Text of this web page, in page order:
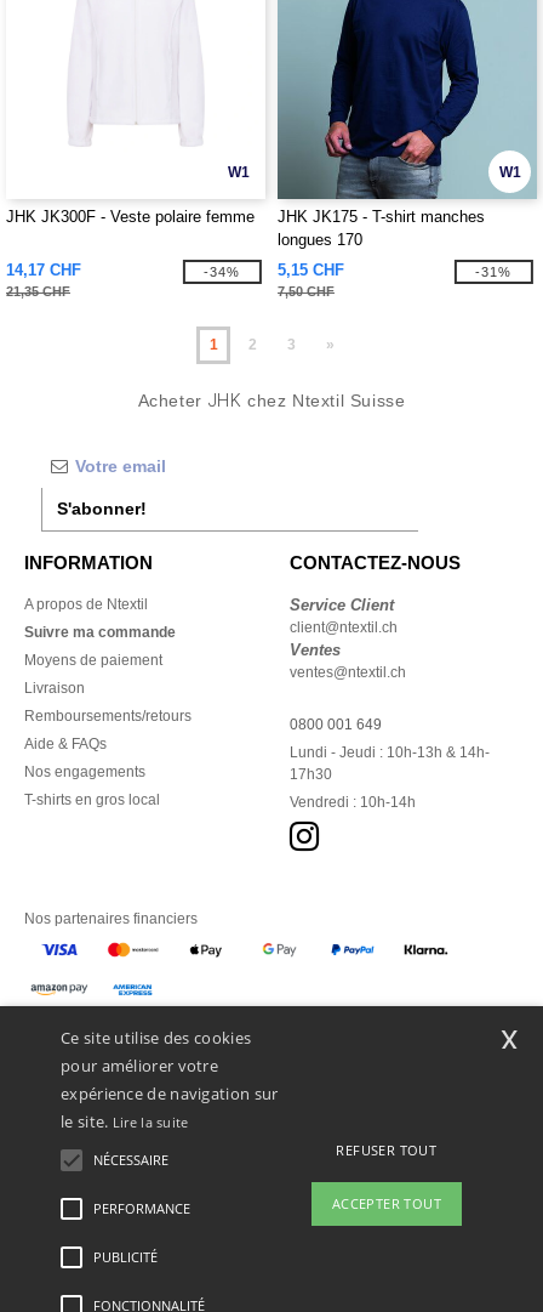
W1
JHK JK300F - Veste polaire femme
14,17 CHF
21,35 CHF
-34%
W1
JHK JK175 - T-shirt manches
longues 170
5,15 CHF
7,50 CHF
-31%
1 2 3 »
Acheter JHK chez Ntextil Suisse
S'abonner!
INFORMATION
A propos de Ntextil
Suivre ma commande
Moyens de paiement
Livraison
Remboursements/retours
Aide & FAQs
Nos engagements
T-shirts en gros local
CONTACTEZ-NOUS
Service Client
client@ntextil.ch
Ventes
ventes@ntextil.ch
0800 001 649
Lundi - Jeudi : 10h-13h & 14h-
17h30
Vendredi : 10h-14h
Nos partenaires financiers
Mentions Légales-Politique de Confidentialité
Copyright 2026 ntextil.ch - Tous droits réservés
Ce site utilise des cookies
pour améliorer votre
expérience de navigation sur
le site. Lire la suite
NÉCESSAIRE
PERFORMANCE
PUBLICITÉ
FONCTIONNALITÉ
REFUSER TOUT
ACCEPTER TOUT
x